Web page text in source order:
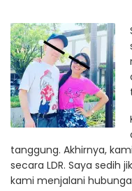
tanggung. Akhirnya,
secara LDR. Saya sedih
kami menjalani